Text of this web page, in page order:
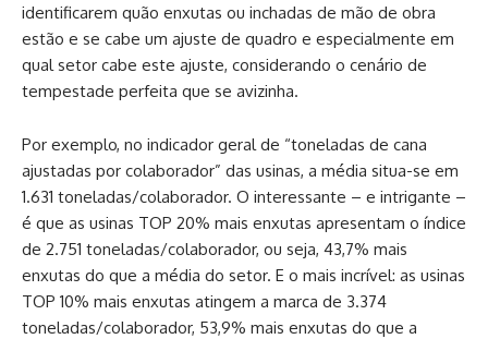
identificarem quão enxutas ou inchadas de mão de obra
estão e se cabe um ajuste de quadro e especialmente em
qual setor cabe este ajuste, considerando o cenário de
tempestade perfeita que se avizinha.
Por exemplo, no indicador geral de “toneladas de cana
ajustadas por colaborador” das usinas, a média situa-se em
1.631 toneladas/colaborador. O interessante – e intrigante –
é que as usinas TOP 20% mais enxutas apresentam o índice
de 2.751 toneladas/colaborador, ou seja, 43,7% mais
enxutas do que a média do setor. E o mais incrível: as usinas
TOP 10% mais enxutas atingem a marca de 3.374
toneladas/colaborador, 53,9% mais enxutas do que a